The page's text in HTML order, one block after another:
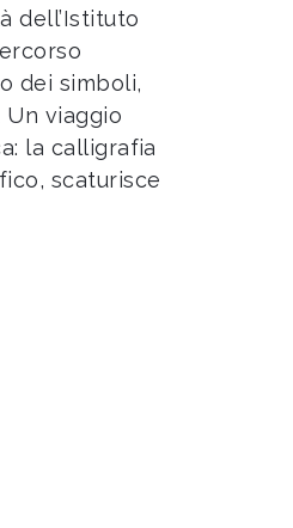
dell’Istituto
dei simboli,
viaggio
la calligrafia
scaturisce